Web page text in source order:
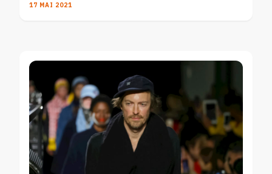
17 MAI 2021